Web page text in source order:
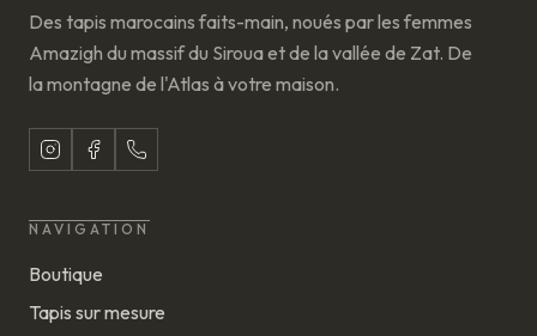
Des tapis marocains faits-main, noués par les femmes
Amazigh du massif du Siroua et de la vallée de Zat. De
la montagne de l'Atlas à votre maison.
NAVIGATION
Boutique
Tapis sur mesure